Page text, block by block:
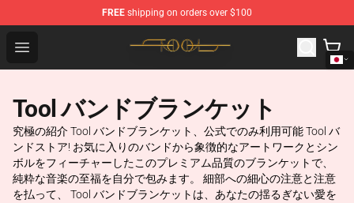
FREE shipping on orders over $100
Open menu
Tool Store - Official Tool Merchandise Shop
Tool バンドブランケット
究極の紹介 Tool バンドブランケット、公式でのみ利用可能 Tool バ
ンドストア! お気に入りのバンドから象徴的なアートワークとシン
ボルをフィーチャーしたこのプレミアム品質のブランケットで、
純粋な音楽の至福を自分で包みます。 細部への細心の注意と注意
を払って、 Tool バンドブランケットは、あなたの揺るぎない愛を